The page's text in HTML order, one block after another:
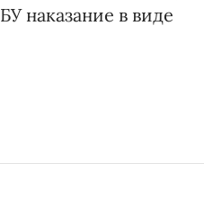
наказание в виде